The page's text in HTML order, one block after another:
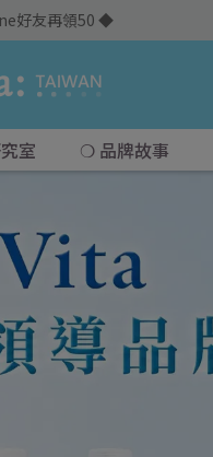
好友再領50 ◆
室 ❍ 品牌故事